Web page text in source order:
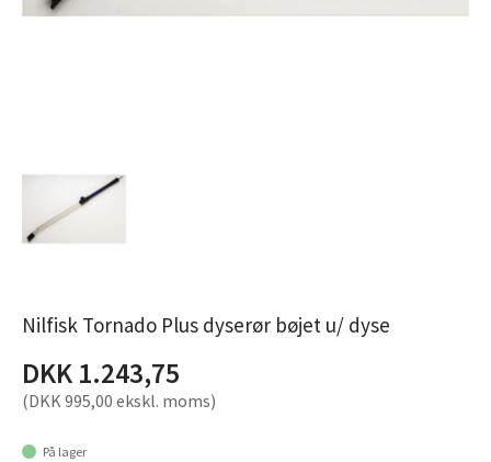
Nilfisk Tornado Plus dyserør bøjet u/ dyse
DKK 1.243,75
(DKK 995,00 ekskl. moms)
På lager